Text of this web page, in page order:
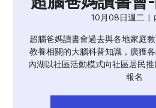
10月08日週二
  |
超腦爸媽讀書會過去與各地家庭
教養相關的大腦科普知識，廣獲
內湖以社區活動模式向社區居民
報名